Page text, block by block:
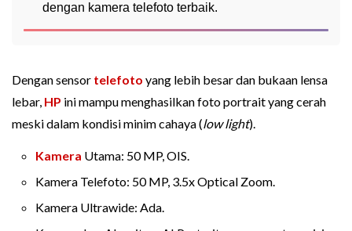
dengan kamera telefoto terbaik.
Dengan sensor telefoto yang lebih besar dan bukaan lensa
lebar, HP ini mampu menghasilkan foto portrait yang cerah
meski dalam kondisi minim cahaya (low light).
Kamera Utama: 50 MP, OIS.
Kamera Telefoto: 50 MP, 3.5x Optical Zoom.
Kamera Ultrawide: Ada.